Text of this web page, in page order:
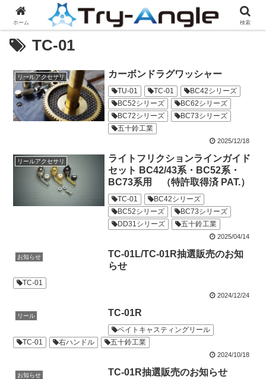
TC-01
リールアクセサリ カーボンドラグワッシャー
2025/12/18
TU-01 TC-01
BC42シリーズ
BC52シリーズ
BC62シリーズ
BC72シリーズ
BC73シリーズ
五十鈴工業
リールアクセサリ
ライトフリクションラインガイド
セット BC42/43系・BC52系・
BC73系用 （特許取得済 PAT.）
2025/04/14
TC-01
BC42シリーズ
BC52シリーズ
BC73シリーズ
DD31シリーズ
五十鈴工業
お知らせ
TC-01L/TC-01R抽選販売のお知
らせ
2024/12/24
TC-01
リール TC-01R
2024/10/18
ベイトキャスティングリール
TC-01
右ハンドル 五十鈴工業
お知らせ TC-01R抽選販売のお知らせ
ホーム 検索